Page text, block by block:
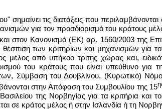
σημαίνει τις διατάξεις που
για τον προσδιορισμό του κράτους
στον Κανονισμό (ΕΚ) αρ. 1560/2003 της
θέσπιση των κριτηρίων και μηχανισμών για
μέλος από υπήκοο τρίτης χώρας και,
του κράτους που είναι υπεύθυνο
Σύμβαση του Δουβλίνου, (Κυρωτικό) Νόμο
στην Απόφαση του Συμβουλίου της 15
της Νορβηγίας για τα κριτήρια
σε κράτος μέλος ή στην Ισλανδία ή τη